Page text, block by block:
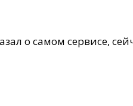
о самом сервисе,